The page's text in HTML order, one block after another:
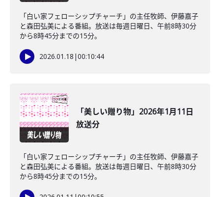
「白い家フェローシップチャーチ」の主任牧師、伊藤嘉子
と森田弘美による番組。放送は毎週日曜日、午前8時30分
から8時45分までの15分。
2026.01.18 |00:10:44
「美しい贈り物」2026年1月11日
放送分
「白い家フェローシップチャーチ」の主任牧師、伊藤嘉子
と森田弘美による番組。放送は毎週日曜日、午前8時30分
から8時45分までの15分。